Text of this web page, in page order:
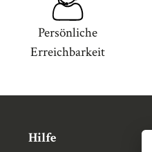
Persönliche
Erreichbarkeit
Hilfe